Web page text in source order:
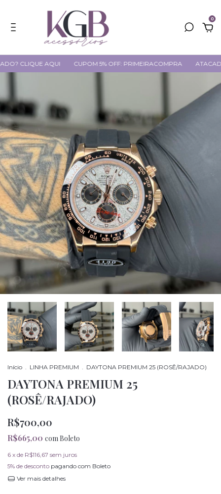
0
AQUI CUPOM 5% OFF: PRIMEIRACOMPRA ATACADO?
Início . LINHA PREMIUM . DAYTONA PREMIUM 25 (ROSÊ/RAJADO)
DAYTONA PREMIUM 25
(ROSÊ/RAJADO)
R$700,00
R$665,00 comBoleto
6 x de R$116,67 sem juros
5% de desconto pagando com Boleto
Ver mais detalhes